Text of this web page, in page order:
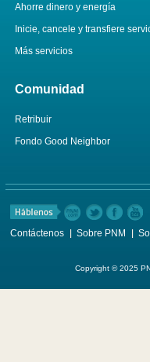
Ahorre dinero y energía
Inicie, cancele y transfiere
Más servicios
Comunidad
Retribuir
Fondo Good Neighbor
Contáctenos Sobre PNM
Copyright © 2025